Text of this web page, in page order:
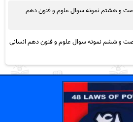
و هشتم نمونه سوال علوم و فنون دهم
و ششم نمونه سوال علوم و فنون دهم انسانی